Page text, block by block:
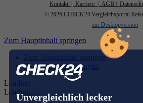
Unvergleichlich lecker
Kontakt | Karriere | AGB |
© 2026 CHECK24 Vergleichsportal
zur Desktopversion
Zum Hauptinhalt springen
Zum Hauptinhalt springen
Zum Seitenfuß springen
Loading...
Loading...